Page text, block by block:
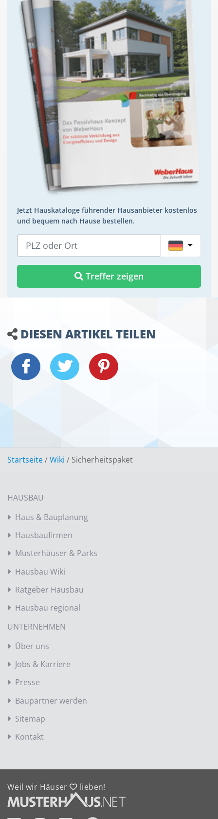
Jetzt Hauskataloge führender Hausanbieter kostenlos
und bequem nach Hause bestellen.
DE
Treffer zeigen
DIESEN ARTIKEL TEILEN
Startseite/Wiki / Sicherheitspaket
HAUSBAU
Haus & Bauplanung
Hausbaufirmen
Musterhäuser & Parks
Hausbau Wiki
Ratgeber Hausbau
Hausbau regional
UNTERNEHMEN
Über uns
Jobs & Karriere
Presse
Baupartner werden
Sitemap
Kontakt
Weil wir Häuser lieben!